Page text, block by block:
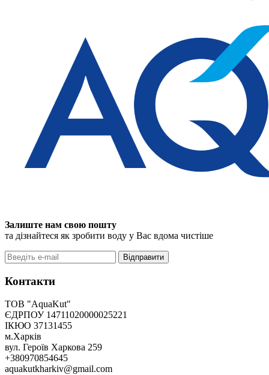
Залиште нам свою пошту
та дізнайтеся як зробити воду у Вас вдома чистіше
Відправити
Контакти
ТОВ "AquaKut"
ЄДРПОУ 14711020000025221
ІКЮО 37131455
м.Харків
вул. Героїв Харкова 259
+380970854645
aquakutkharkiv@gmail.com